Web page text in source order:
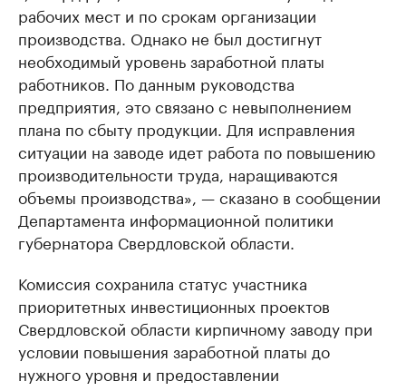
рабочих мест и по срокам организации
производства. Однако не был достигнут
необходимый уровень заработной платы
работников. По данным руководства
предприятия, это связано с невыполнением
плана по сбыту продукции. Для исправления
ситуации на заводе идет работа по повышению
производительности труда, наращиваются
объемы производства», — сказано в сообщении
Департамента информационной политики
губернатора Свердловской области.
Комиссия сохранила статус участника
приоритетных инвестиционных проектов
Свердловской области кирпичному заводу при
условии повышения заработной платы до
нужного уровня и предоставлении